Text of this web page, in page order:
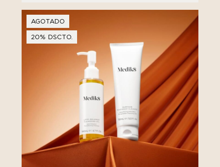
AGOTADO
20% DSCTO.